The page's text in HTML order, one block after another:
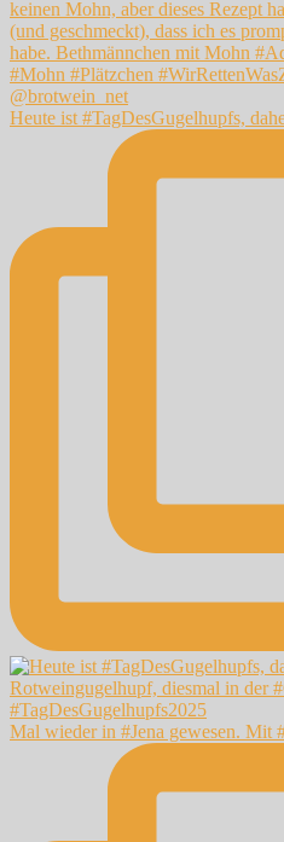
Heute ist #TagDesGugelhupfs,
Mal wieder in #Jena gewesen. Mit